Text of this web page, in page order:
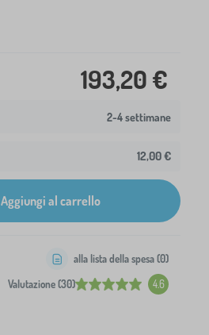
193,20 €
2-4 settimane
12,00 €
Aggiungi al carrello
Valutazione (30) 4.6
alla lista della spesa (0)